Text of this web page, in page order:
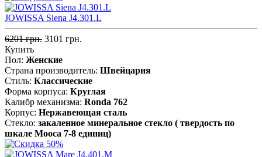
JOWISSA Siena J4.301.L
6201 грн. 3101 грн.
Купить
Пол: Женские
Страна производитель: Швейцария
Стиль: Классические
Форма корпуса: Круглая
Калибр механизма: Ronda 762
Корпус: Нержавеющая cталь
Стекло: закаленное минеральное стекло ( твердость по
шкале Мооса 7-8 единиц)